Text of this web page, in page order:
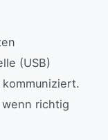
(USB)
richtig